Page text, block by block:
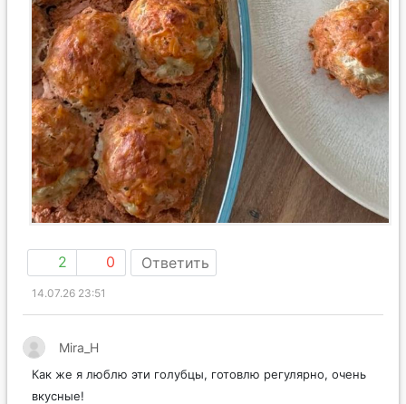
2 0 Ответить
14.07.26 23:51
Mira_H
Как же я люблю эти голубцы, готовлю регулярно, очень
вкусные!